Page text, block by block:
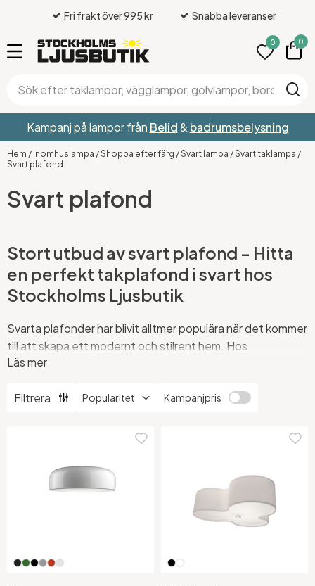
Fri frakt över 995 kr Snabba leveranser
0 0
Kampanj på lampor från Belid& badrumsbelysning
Hem / Inomhuslampa /Shoppa efter färg /Svart lampa /Svart taklampa /
Svart plafond
Svart plafond
Stort utbud av svart plafond - Hitta
en perfekt takplafond i svart hos
Stockholms Ljusbutik
Svarta plafonder har blivit alltmer populära när det kommer
till att skapa ett modernt och stilrent hem. Hos
Stockholms Ljusbutik hittar du ett brett utbud av svarta
du letar efter en svart takplafond för ditt vardagsrum eller
Läs mer
Filtrera Kampanjpris